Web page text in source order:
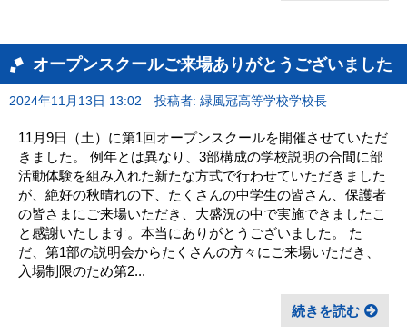
オープンスクールご来場ありがとうございました
2024年11月13日 13:02 投稿者: 緑風冠高等学校学校長
11月9日（土）に第1回オープンスクールを開催させていただ
きました。 例年とは異なり、3部構成の学校説明の合間に部
活動体験を組み入れた新たな方式で行わせていただきました
が、絶好の秋晴れの下、たくさんの中学生の皆さん、保護者
の皆さまにご来場いただき、大盛況の中で実施できましたこ
と感謝いたします。本当にありがとうございました。 た
だ、第1部の説明会からたくさんの方々にご来場いただき、
入場制限のため第2...
続きを読む